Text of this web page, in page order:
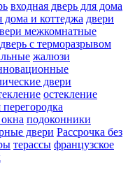
входная дверь для дома
дома и коттеджа двери
межкомнатные
дверь с терморазрывом
жалюзи
двери
остекление
подоконники
двери Рассрочка без
терассы французское